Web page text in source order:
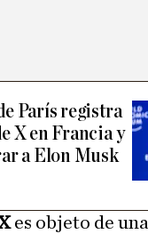
París registra
X en Francia y
a Elon Musk
es objeto de una